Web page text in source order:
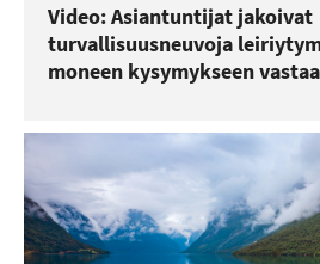
Video: Asiantuntijat jakoivat
turvallisuusneuvoja
moneen kysymykseen